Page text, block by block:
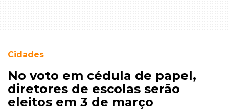
Cidades
No voto em cédula de papel,
diretores de escolas serão
eleitos em 3 de março